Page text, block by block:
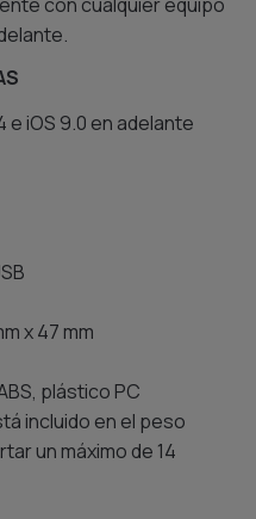
e iOS 9.0 en adelante
x 47 mm
plástico PC
incluido en el peso
un máximo de 14